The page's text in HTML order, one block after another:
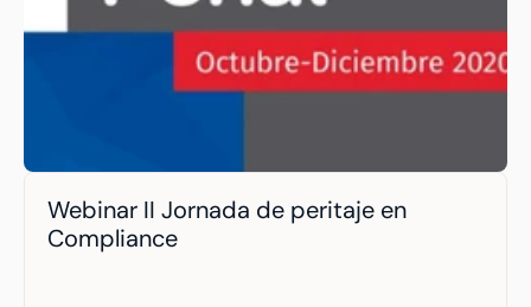
Webinar II Jornada de peritaje en
Compliance